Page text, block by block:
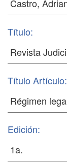
Título:
Título Artículo:
Edición: